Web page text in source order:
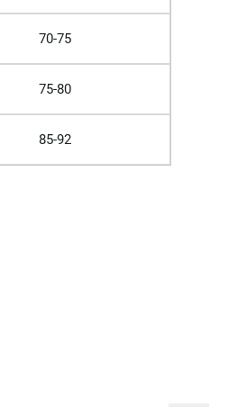
70-75
75-80
85-92